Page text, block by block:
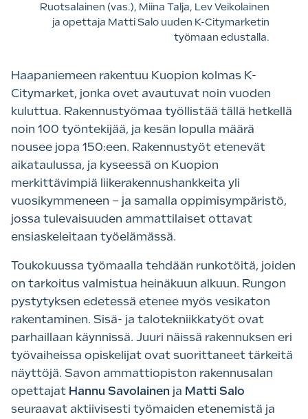
Ruotsalainen (vas.), Miina Talja, Lev Veikolainen
ja opettaja Matti Salo uuden K-Citymarketin
työmaan edustalla.
Haapaniemeen rakentuu Kuopion kolmas K-
Citymarket, jonka ovet avautuvat noin vuoden
kuluttua. Rakennustyömaa työllistää tällä hetkellä
noin 100 työntekijää, ja kesän lopulla määrä
nousee jopa 150:een. Rakennustyöt etenevät
aikataulussa, ja kyseessä on Kuopion
merkittävimpiä liikerakennushankkeita yli
vuosikymmeneen – ja samalla oppimisympäristö,
jossa tulevaisuuden ammattilaiset ottavat
ensiaskeleitaan työelämässä.
Toukokuussa työmaalla tehdään runkotöitä, joiden
on tarkoitus valmistua heinäkuun alkuun. Rungon
pystytyksen edetessä etenee myös vesikaton
rakentaminen. Sisä- ja talotekniikkatyöt ovat
parhaillaan käynnissä. Juuri näissä rakennuksen eri
työvaiheissa opiskelijat ovat suorittaneet tärkeitä
näyttöjä. Savon ammattiopiston rakennusalan
opettajat Hannu Savolainen ja Matti Salo
seuraavat aktiivisesti työmaiden etenemistä ja